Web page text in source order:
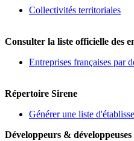
Collectivités territoriales
Consulter la liste officielle des
Entreprises françaises par
Répertoire Sirene
Générer une liste
Développeurs & développeuses